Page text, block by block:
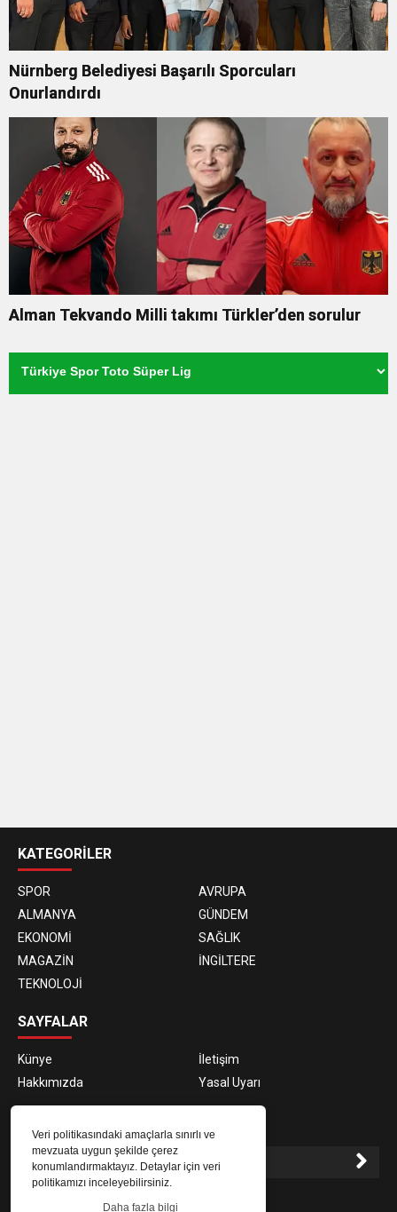
Veri politikasındaki amaçlarla sınırlı ve
mevzuata uygun şekilde çerez
konumlandırmaktayız. Detaylar için veri
politikamızı inceleyebilirsiniz.
Daha fazla bilgi
Nürnberg Belediyesi Başarılı Sporcuları
Onurlandırdı
Alman Tekvando Milli takımı Türkler’den sorulur
siteleri
KATEGORİLER
SPOR
AVRUPA
ALMANYA
GÜNDEM
EKONOMİ
SAĞLIK
MAGAZİN
İNGİLTERE
TEKNOLOJİ
SAYFALAR
Künye
İletişim
Hakkımızda
Yasal Uyarı